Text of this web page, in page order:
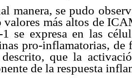
manera, se pudo
valores más altos de
se expresa en las
pro-inflamatorias, de
que la
de la respuesta